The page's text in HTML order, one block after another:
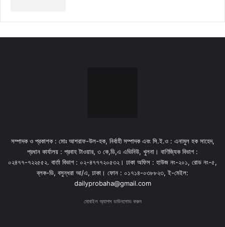
সম্পাদক ও প্রকাশক : মোঃ আশরাফ-উল-হক, নির্বাহী সম্পাদক এবং সি.ই.ও : এনামুল হক সাহেদ,
প্রধান কার্যালয় : প্রবাহ টাওয়ার, ৩ কে,ডি,এ এভিনিউ, খুলনা। বাণিজ্যিক বিভাগ :
০২৪৭৭-৭২২৫৫২. বার্তা বিভাগ : ০২-৪৭৭৭২০৫৩২। ঢাকা অফিস : হাউজ নং-২০১, রোড নং-৫,
ব্লক-ডি, বসুন্ধরা আ/এ, ঢাকা। ফোন : ০১৭১৪-০৩৮৮২৩, ই-মেইল:
dailyprobaha@gmail.com
মোবাইল অ্যাপস ডাউনলোড করুন